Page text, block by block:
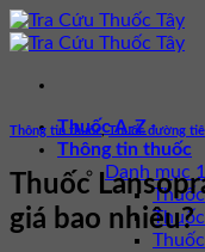
Bỏ
qua
dung
Thuốc A-Z
Thông tin thuốc
Danh mục 1
Thông tin thuốc,Thuốc đường
Thuốc
giá bao nhiêu?